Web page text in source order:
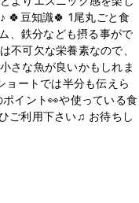
🍀豆知識🍀 1尾丸ごと食
、鉄分なども摂る事がで
不可欠な栄養素なので、
さな魚が良いかもしれま
ョートでは半分も伝えら
イント👀や使っている食
ご利用下さい♫ お待ちし